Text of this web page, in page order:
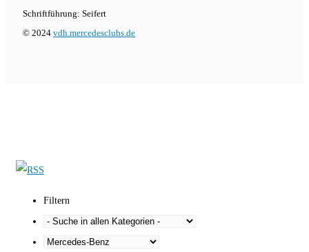
Schriftführung: Seifert
© 2024 vdh.mercedesclubs.de
Filtern